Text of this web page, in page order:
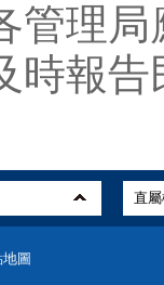
管理局
時報告
圖